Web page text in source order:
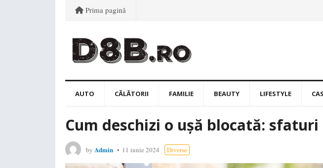
Prima pagină
AUTO CĂLĂTORII FAMILIE BEAUTY LIFESTYLE
Cum deschizi o ușă blocată:
by Admin 11 iunie 2024 Diverse